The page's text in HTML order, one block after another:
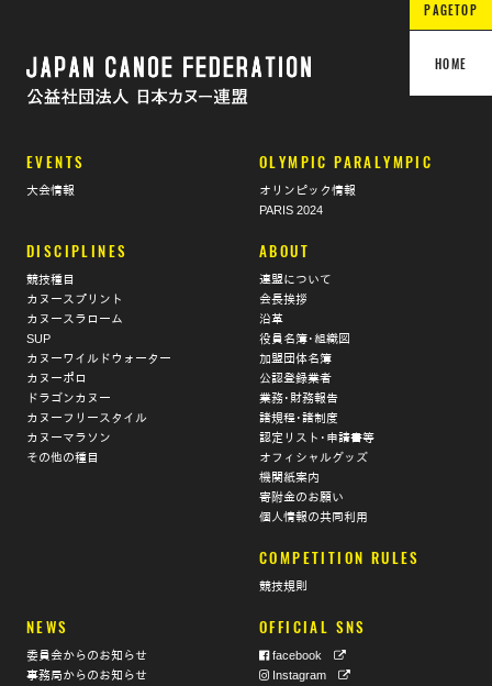
PAGETOP
HOME
EVENTS OLYMPIC PARALYMPIC
大会情報
オリンピック情報
PARIS 2024
DISCIPLINES ABOUT
競技種目
連盟について
カヌースプリント
会長挨拶
カヌースラローム
沿革
SUP
役員名簿･組織図
カヌーワイルドウォーター
加盟団体名簿
カヌーポロ
公認登録業者
ドラゴンカヌー
業務･財務報告
カヌーフリースタイル
諸規程･諸制度
カヌーマラソン
認定リスト･申請書等
その他の種目
オフィシャルグッズ
機関紙案内
寄附金のお願い
個人情報の共同利用
COMPETITION RULES
競技規則
NEWS OFFICIAL SNS
委員会からのお知らせ
facebook
事務局からのお知らせ
Instagram